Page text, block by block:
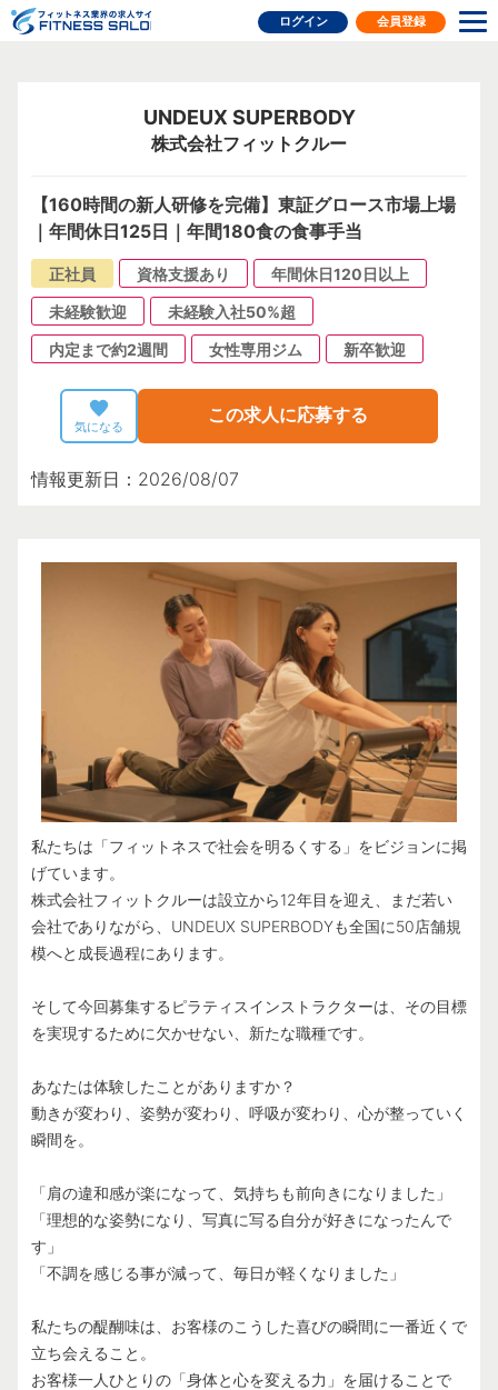
フィットネス業界の求人
ログイン 会員登録
UNDEUX SUPERBODY
株式会社フィットクルー
【160時間の新人研修を完備】東証グロース市場上場
｜年間休日125日｜年間180食の食事手当
正社員 資格支援あり
年間休日120日以上
未経験歓迎
未経験入社50%超
内定まで約2週間
女性専用ジム 新卒歓迎
気になる
この求人に応募する
情報更新日：2026/08/07
私たちは「フィットネスで社会を明るくする」をビジョンに掲
げています。
株式会社フィットクルーは設立から12年目を迎え、まだ若い
会社でありながら、UNDEUX SUPERBODYも全国に50店舗規
模へと成長過程にあります。
そして今回募集するピラティスインストラクターは、その目標
を実現するために欠かせない、新たな職種です。
あなたは体験したことがありますか？
動きが変わり、姿勢が変わり、呼吸が変わり、心が整っていく
瞬間を。
「肩の違和感が楽になって、気持ちも前向きになりました」
「理想的な姿勢になり、写真に写る自分が好きになったんで
す」
「不調を感じる事が減って、毎日が軽くなりました」
私たちの醍醐味は、お客様のこうした喜びの瞬間に一番近くで
立ち会えること。
お客様一人ひとりの「身体と心を変える力」を届けることで